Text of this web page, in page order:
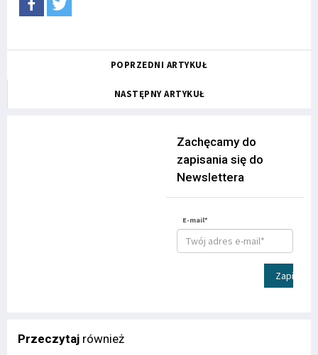
POPRZEDNI ARTYKUŁ
NASTĘPNY ARTYKUŁ
Zachęcamy do
zapisania się do
Newslettera
E-mail*
Zapisz
Przeczytaj również